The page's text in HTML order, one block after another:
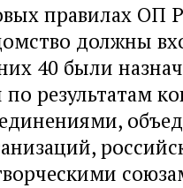
правилах ОП
должны
40 были
результатам